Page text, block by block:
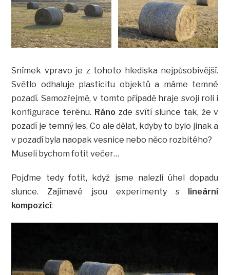
Snímek vpravo je z tohoto hlediska nejpůsobivější.
Světlo odhaluje plasticitu objektů a máme temné
pozadí. Samozřejmě, v tomto případě hraje svoji roli i
konfigurace terénu. Ráno zde svítí slunce tak, že v
pozadí je temný les. Co ale dělat, kdyby to bylo jinak a
v pozadí byla naopak vesnice nebo něco rozbitého?
Museli bychom fotit večer…
Pojďme tedy fotit, když jsme nalezli úhel dopadu
slunce. Zajímavé jsou experimenty s lineární
kompozicí: